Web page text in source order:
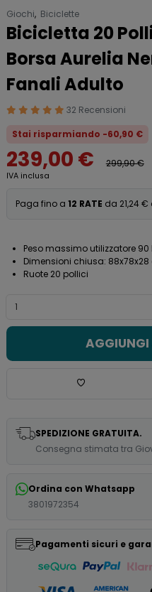
Giochi, Biciclette
Bicicletta 20
Borsa Aurelia
Fanali Adulto
32 Recensioni
Stai risparmiando -60,90 €
239,00 € 299,90 €
IVA inclusa
Paga fino a 12 RATE da 21,24 €
Peso massimo utilizzatore 90
Dimensioni chiusa: 88x78x28
Ruote 20 pollici
AGGIUNGI
SPEDIZIONE GRATUITA.
Consegna stimata tra
Ordina con Whatsapp
3801972354
Pagamenti sicuri e